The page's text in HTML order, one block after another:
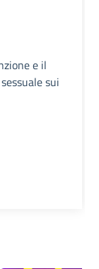
e il
sui